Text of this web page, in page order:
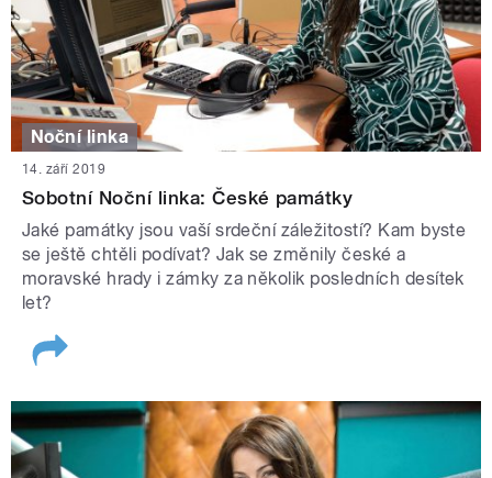
Noční linka
14. září 2019
Sobotní Noční linka: České památky
Jaké památky jsou vaší srdeční záležitostí? Kam byste
se ještě chtěli podívat? Jak se změnily české a
moravské hrady i zámky za několik posledních desítek
let?